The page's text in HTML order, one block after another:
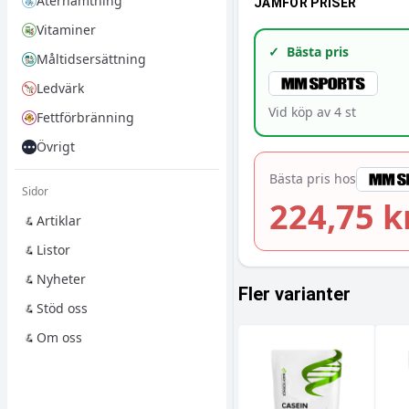
Vitaminer
Måltidsersättning
Ledvärk
Fettförbränning
Övrigt
Sidor
Artiklar
Listor
Nyheter
Stöd oss
Om oss
✓ Bästa pris
Vid köp av 4 st
Bästa pris hos
224,75
Fler varianter